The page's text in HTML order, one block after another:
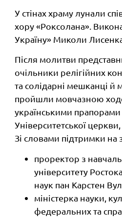
У стінах храму лунали
хору «Роксолана».
Україну» Миколи
Після молитви
очільники релігійних
та солідарні мешканці й
пройшли мовчазною
українськими
Університетської
Зі словами підтримки на
проректор з
університету
наук пан Карстен
міністерка науки,
федеральних та